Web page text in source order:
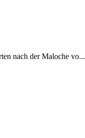
nach der Maloche vo...